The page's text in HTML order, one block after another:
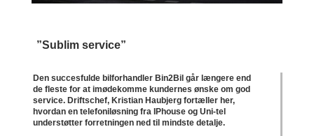
”Sublim service”
Den succesfulde bilforhandler Bin2Bil går længere end
de fleste for at imødekomme kundernes ønske om god
service. Driftschef, Kristian Haubjerg fortæller her,
hvordan en telefoniløsning fra IPhouse og Uni-tel
understøtter forretningen ned til mindste detalje.